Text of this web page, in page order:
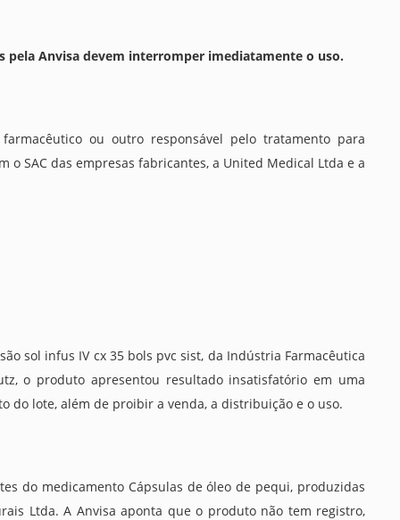
Anvisa devem interromper imediatamente o uso.
ou outro responsável pelo tratamento para
SAC das empresas fabricantes, a United Medical Ltda e a
sol infus IV cx 35 bols pvc sist, da Indústria Farmacêutica
o produto apresentou resultado insatisfatório em uma
do lote, além de proibir a venda, a distribuição e o uso.
do medicamento Cápsulas de óleo de pequi, produzidas
Ltda. A Anvisa aponta que o produto não tem registro,